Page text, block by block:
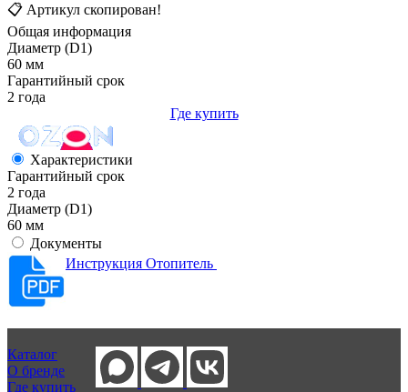
📋 Артикул скопирован!
Общая информация
Диаметр (D1)
60 мм
Гарантийный срок
2 года
Где купить
Характеристики
Гарантийный срок
2 года
Диаметр (D1)
60 мм
Документы
Инструкция Отопитель
Каталог
О бренде
Где купить